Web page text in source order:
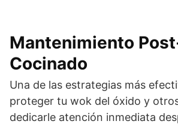
Mantenimiento
Cocinado
Una de las estrategias más
proteger tu wok del óxido y
dedicarle atención inmediata